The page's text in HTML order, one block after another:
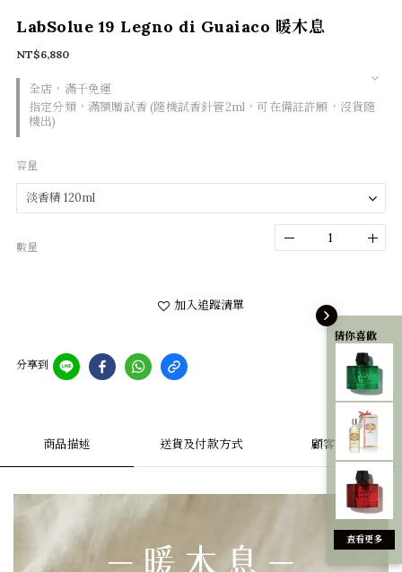
猜你喜歡
LabSolue 19 Legno di Guaiaco 暖木息
全店，滿千免運
指定分類，滿額贈試香 (隨機試香針管2ml，可在備註許願，沒貨隨
機出)
NT$6,880
容量
數量
加入追蹤清單
分享到
商品描述 送貨及付款方式 顧客評價